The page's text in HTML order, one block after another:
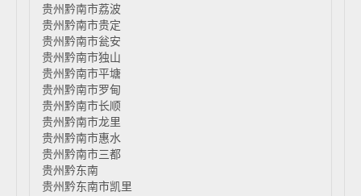
贵州黔南市荔波
贵州黔南市贵定
贵州黔南市瓮安
贵州黔南市独山
贵州黔南市平塘
贵州黔南市罗甸
贵州黔南市长顺
贵州黔南市龙里
贵州黔南市惠水
贵州黔南市三都
贵州黔东南
贵州黔东南市凯里